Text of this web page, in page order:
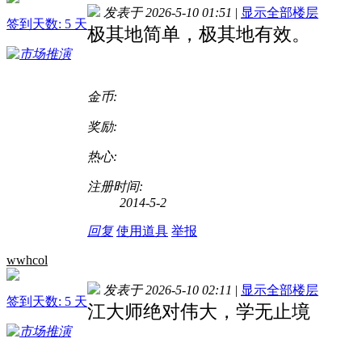
签到天数: 5 天
发表于 2026-5-10 01:51 | 显示全部楼层
极其地简单，极其地有效。
金币:
奖励:
热心:
注册时间:
2014-5-2
回复 使用道具 举报
wwhcol
签到天数: 5 天
发表于 2026-5-10 02:11 | 显示全部楼层
江大师绝对伟大，学无止境